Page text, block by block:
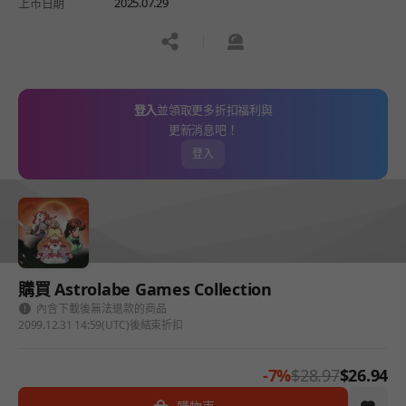
공유하기신고하기
登入並領取更多折扣福利與
更新消息吧！
登入
購買 Astrolabe Games Collection
內含下載後無法退款的商品
2099.12.31 14:59(UTC)後結束折扣
-7%$28.97$26.94